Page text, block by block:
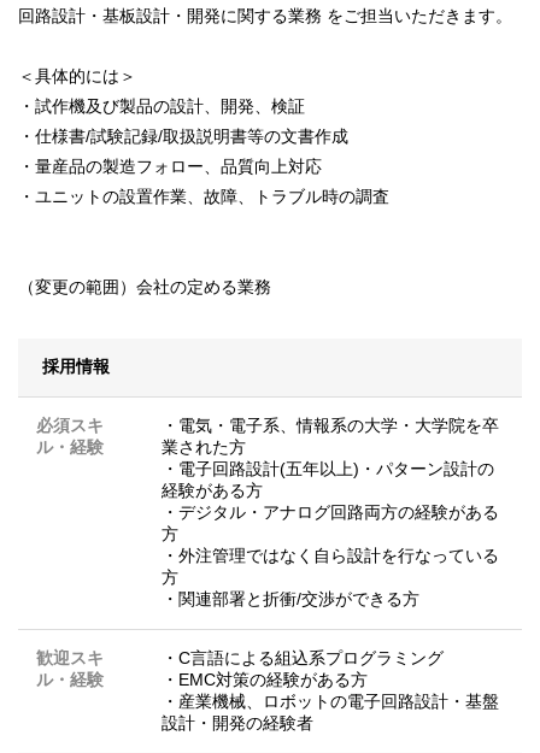
回路設計・基板設計・開発に関する業務 をご担当いただきます。
＜具体的には＞
・試作機及び製品の設計、開発、検証
・仕様書/試験記録/取扱説明書等の文書作成
・量産品の製造フォロー、品質向上対応
・ユニットの設置作業、故障、トラブル時の調査
（変更の範囲）会社の定める業務
採用情報
必須スキ
ル・経験
・電気・電子系、情報系の大学・大学院を卒
業された方
・電子回路設計(五年以上)・パターン設計の
経験がある方
・デジタル・アナログ回路両方の経験がある
方
・外注管理ではなく自ら設計を行なっている
方
・関連部署と折衝/交渉ができる方
歓迎スキ
ル・経験
・C言語による組込系プログラミング
・EMC対策の経験がある方
・産業機械、ロボットの電子回路設計・基盤
設計・開発の経験者